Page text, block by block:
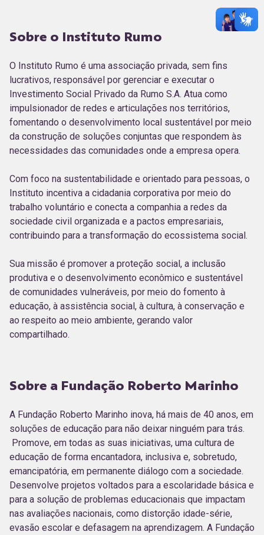
Sobre o Instituto Rumo
O Instituto Rumo é uma associação privada, sem fins
lucrativos, responsável por gerenciar e executar o
Investimento Social Privado da Rumo S.A. Atua como
impulsionador de redes e articulações nos territórios,
fomentando o desenvolvimento local sustentável por meio
da construção de soluções conjuntas que respondem às
necessidades das comunidades onde a empresa opera.
Com foco na sustentabilidade e orientado para pessoas, o
Instituto incentiva a cidadania corporativa por meio do
trabalho voluntário e conecta a companhia a redes da
sociedade civil organizada e a pactos empresariais,
contribuindo para a transformação do ecossistema social.
Sua missão é promover a proteção social, a inclusão
produtiva e o desenvolvimento econômico e sustentável
de comunidades vulneráveis, por meio do fomento à
educação, à assistência social, à cultura, à conservação e
ao respeito ao meio ambiente, gerando valor
compartilhado.
Sobre a Fundação Roberto Marinho
A Fundação Roberto Marinho inova, há mais de 40 anos, em
soluções de educação para não deixar ninguém para trás.
Promove, em todas as suas iniciativas, uma cultura de
educação de forma encantadora, inclusiva e, sobretudo,
emancipatória, em permanente diálogo com a sociedade.
Desenvolve projetos voltados para a escolaridade básica e
para a solução de problemas educacionais que impactam
nas avaliações nacionais, como distorção idade-série,
evasão escolar e defasagem na aprendizagem. A Fundação